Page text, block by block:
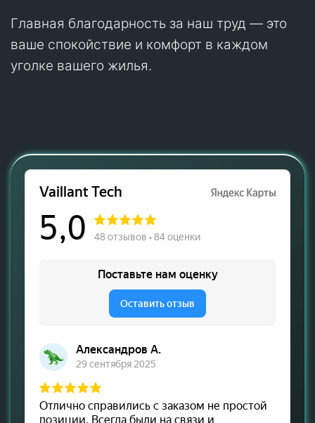
Главная благодарность за наш труд — это
ваше спокойствие и комфорт в каждом
уголке вашего жилья.